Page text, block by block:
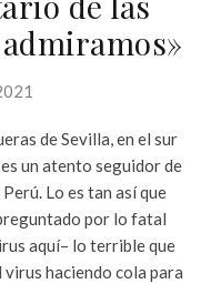
de Sevilla, en el sur
es un atento seguidor de
Lo es tan así que
por lo fatal
aquí– lo terrible que
haciendo cola para